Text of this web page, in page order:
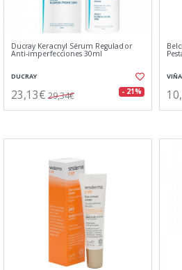
Ducray Keracnyl Sérum Regulador
Anti-imperfecciones 30ml
DUCRAY
23,13€ 29,34€ - 21%